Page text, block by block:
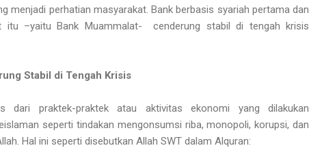
menjadi perhatian masyarakat. Bank berbasis syariah pertama dan
itu –yaitu Bank Muammalat-
cenderung stabil di tengah krisis
Stabil di Tengah Krisis
dari praktek-praktek atau aktivitas ekonomi yang dilakukan
seperti tindakan mengonsumsi riba, monopoli, korupsi, dan
Hal ini seperti disebutkan Allah SWT dalam Alquran: